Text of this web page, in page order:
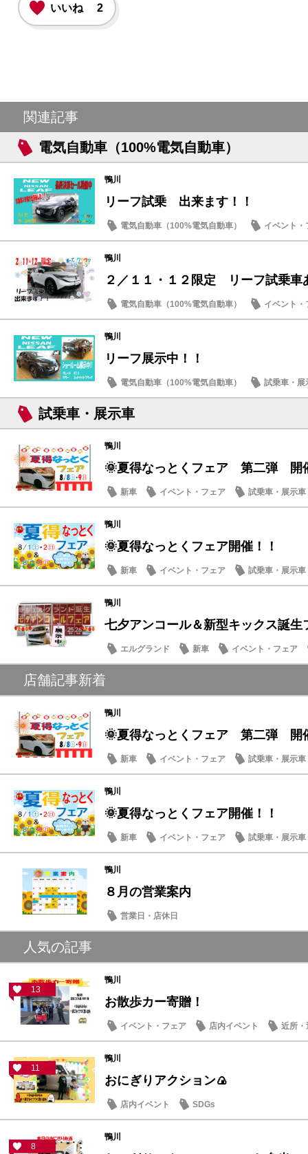
いいね 2
関連記事
電気自動車（100%電気自動車）
鴨川
リーフ試乗 出来ます！！
電気自動車（100%電気自動車）
イベント・
記念品・プレゼント
お買得車情報
鴨川
２／１１・１２限定 リーフ試乗車
電気自動車（100%電気自動車） イベント・
鴨川
リーフ展示中！！
電気自動車（100%電気自動車） 試乗車・展
試乗車・展示車
鴨川
🌞夏得なっとくフェア 第二弾 開
新車 イベント・フェア
試乗車・展示車
営業日・店休日
鴨川
🌞夏得なっとくフェア開催！！
新車 イベント・フェア 試乗車・展示車
鴨川
七夕アンコール＆新型キックス誕
エルグランド 新車
イベント・フェア
メンテナンス商品
店舗記事新着
鴨川
🌞夏得なっとくフェア 第二弾 開
新車 イベント・フェア
試乗車・展示車
営業日・店休日
鴨川
🌞夏得なっとくフェア開催！！
新車 イベント・フェア 試乗車・展示車
鴨川
８月の営業案内
営業日・店休日
人気の記事
13
鴨川
お散歩カー寄贈！
イベント・フェア 店内イベント 近所・
11
鴨川
おにぎりアクション🍙
店内イベント SDGs
8
鴨川